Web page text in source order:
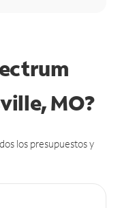
MO?
los presupuestos y